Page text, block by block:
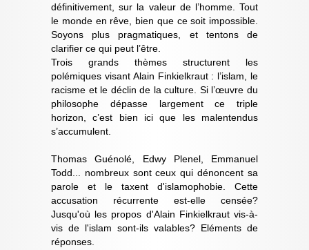
définitivement, sur la valeur de l’homme. Tout
le monde en rêve, bien que ce soit impossible.
Soyons plus pragmatiques, et tentons de
clarifier ce qui peut l’être.
Trois grands thèmes structurent les
polémiques visant Alain Finkielkraut : l’islam, le
racisme et le déclin de la culture. Si l’œuvre du
philosophe dépasse largement ce triple
horizon, c’est bien ici que les malentendus
s’accumulent.
Thomas Guénolé, Edwy Plenel, Emmanuel
Todd... nombreux sont ceux qui dénoncent sa
parole et le taxent d'islamophobie. Cette
accusation récurrente est-elle censée?
Jusqu'où les propos d'Alain Finkielkraut vis-à-
vis de l'islam sont-ils valables? Eléments de
réponses.